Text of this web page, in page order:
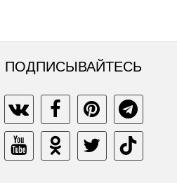
ПОДПИСЫВАЙТЕСЬ